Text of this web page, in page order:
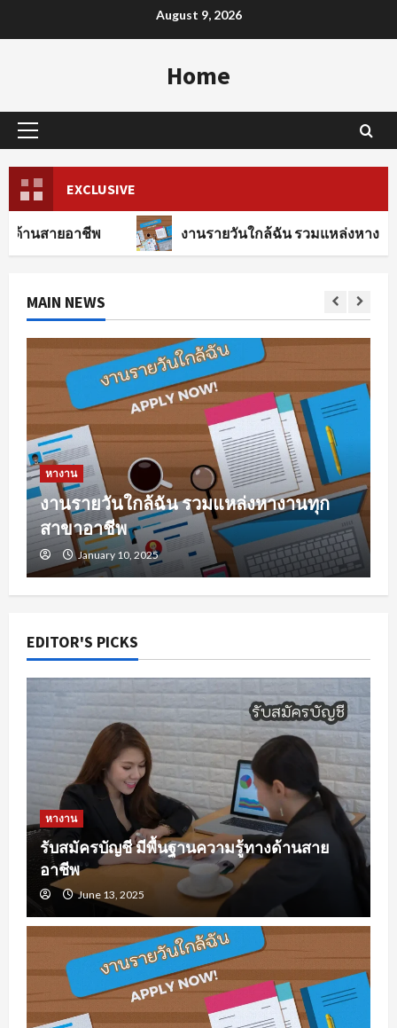
to
August 9, 2026
Home
Primary
EXCLUSIVE
พ งานรายวันใกล้ฉัน รวมแหล่งหางานทุกสาขาอา
MAIN NEWS
หางาน
งานรายวันใกล้ฉัน รวมแหล่งหางานทุก
สาขาอาชีพ
January 10, 2025
EDITOR'S PICKS
หางาน
รับสมัครบัญชี มีพื้นฐานความรู้ทางด้านสาย
อาชีพ
June 13, 2025